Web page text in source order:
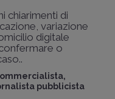
chiarimenti di
variazione
digitale
o
pubblicista